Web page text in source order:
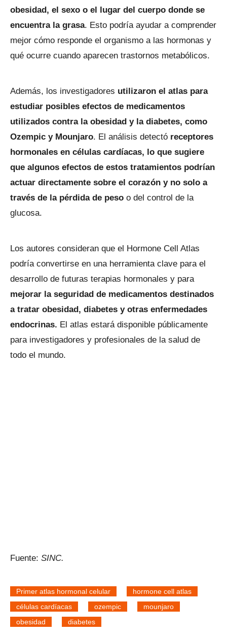
obesidad, el sexo o el lugar del cuerpo donde se
encuentra la grasa. Esto podría ayudar a comprender
mejor cómo responde el organismo a las hormonas y
qué ocurre cuando aparecen trastornos metabólicos.
Además, los investigadores utilizaron el atlas para
estudiar posibles efectos de medicamentos
utilizados contra la obesidad y la diabetes, como
Ozempic y Mounjaro. El análisis detectó receptores
hormonales en células cardíacas, lo que sugiere
que algunos efectos de estos tratamientos podrían
actuar directamente sobre el corazón y no solo a
través de la pérdida de peso o del control de la
glucosa.
Los autores consideran que el Hormone Cell Atlas
podría convertirse en una herramienta clave para el
desarrollo de futuras terapias hormonales y para
mejorar la seguridad de medicamentos destinados
a tratar obesidad, diabetes y otras enfermedades
endocrinas. El atlas estará disponible públicamente
para investigadores y profesionales de la salud de
todo el mundo.
Fuente: SINC.
Primer atlas hormonal celular
hormone cell atlas
células cardíacas
ozempic
mounjaro
obesidad
diabetes